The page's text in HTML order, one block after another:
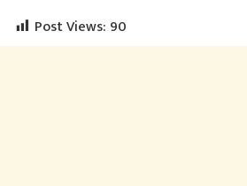
Post Views: 90